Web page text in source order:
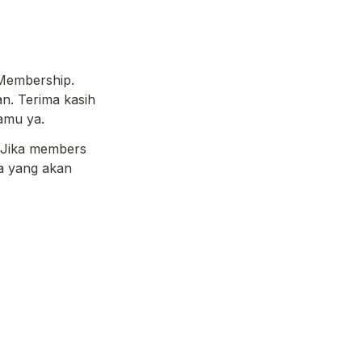
Terima kasih
ya.
members
yang akan